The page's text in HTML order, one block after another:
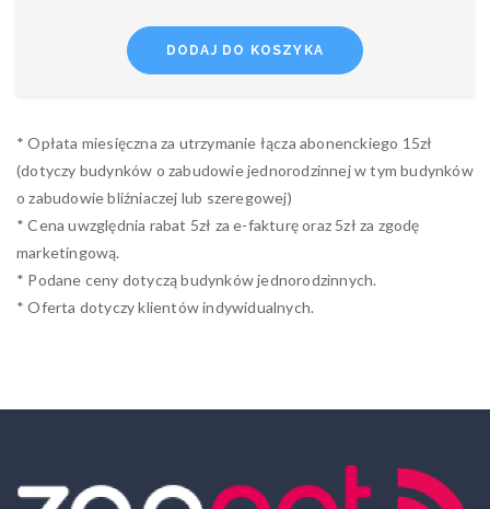
DODAJ DO KOSZYKA
* Opłata miesięczna za utrzymanie łącza abonenckiego 15zł
(dotyczy budynków o zabudowie jednorodzinnej w tym budynków
o zabudowie bliźniaczej lub szeregowej)
* Cena uwzględnia rabat 5zł za e-fakturę oraz 5zł za zgodę
marketingową.
* Podane ceny dotyczą budynków jednorodzinnych.
* Oferta dotyczy klientów indywidualnych.